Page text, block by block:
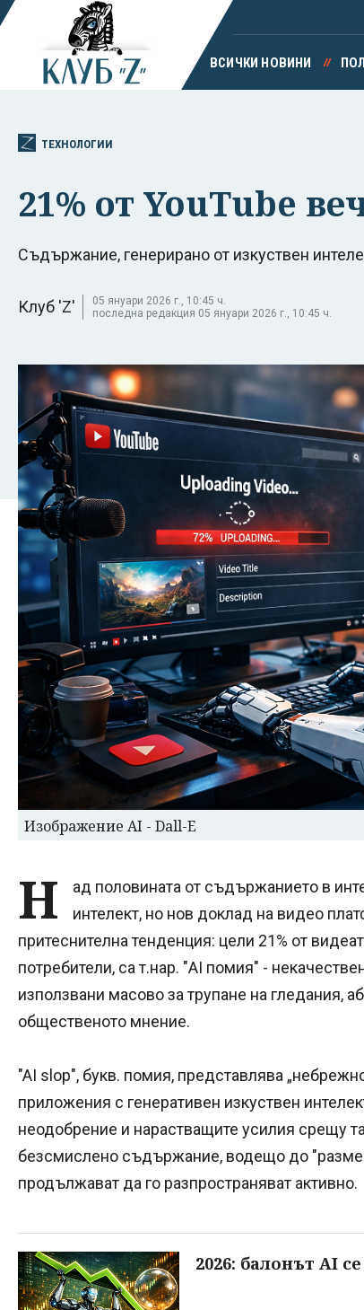
ВСИЧКИ НОВИНИ
ТЕХНОЛОГИИ
21% от YouTube
Съдържание, генерирано от изкуствен
Клуб 'Z'
05 януари 2026 г., 10:45 ч.
последна редакция 05 януари 2026 г., 10:45 ч.
Изображение AI - Dall-E
Н
ад половината от съдържанието в
интелект, но нов доклад на видео
притеснителна тенденция: цели 21% от
потребители, са т.нар. "AI помия" -
използвани масово за трупане на гледания,
общественото мнение.
"AI slop", букв. помия, представлява
приложения с генеративен изкуствен
неодобрение и нарастващите усилия срещу
безсмислено съдържание, водещо до
продължават да го разпространяват активно.
2026: балонът AI